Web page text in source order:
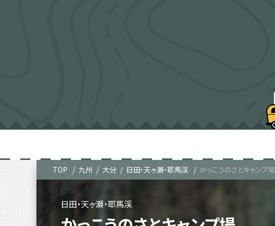
TOP 九州 大分 日田・天ヶ瀬・耶馬渓 かっこうのさとキャンプ場
日田・天ヶ瀬・耶馬渓